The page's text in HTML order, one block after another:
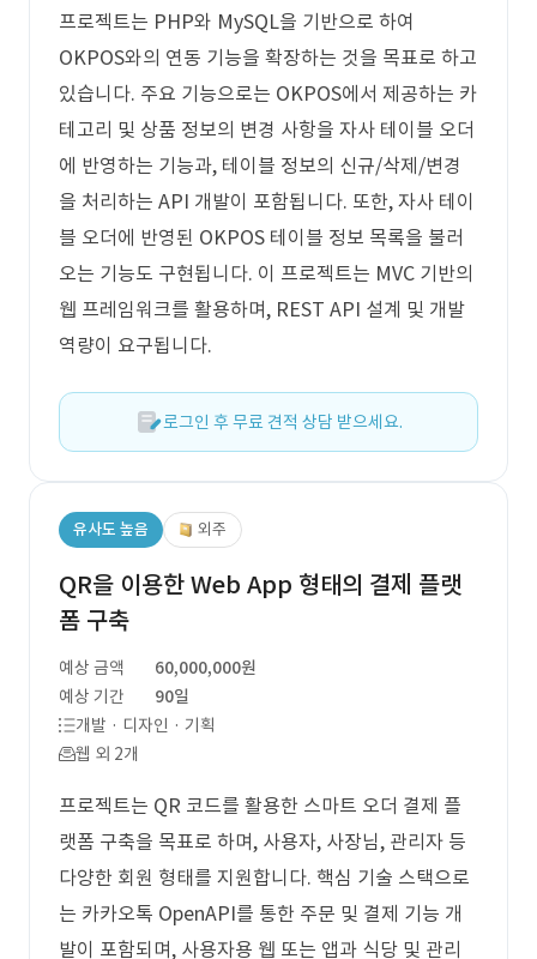
프로젝트는 PHP와 MySQL을 기반으로 하여
OKPOS와의 연동 기능을 확장하는 것을 목표로 하고
있습니다. 주요 기능으로는 OKPOS에서 제공하는 카
테고리 및 상품 정보의 변경 사항을 자사 테이블 오더
에 반영하는 기능과, 테이블 정보의 신규/삭제/변경
을 처리하는 API 개발이 포함됩니다. 또한, 자사 테이
블 오더에 반영된 OKPOS 테이블 정보 목록을 불러
오는 기능도 구현됩니다. 이 프로젝트는 MVC 기반의
웹 프레임워크를 활용하며, REST API 설계 및 개발
역량이 요구됩니다.
로그인 후 무료 견적 상담 받으세요.
유사도 높음 외주
QR을 이용한 Web App 형태의 결제 플랫
폼 구축
예상 금액
60,000,000원
예상 기간
90일
개발 · 디자인 · 기획
웹 외 2개
프로젝트는 QR 코드를 활용한 스마트 오더 결제 플
랫폼 구축을 목표로 하며, 사용자, 사장님, 관리자 등
다양한 회원 형태를 지원합니다. 핵심 기술 스택으로
는 카카오톡 OpenAPI를 통한 주문 및 결제 기능 개
발이 포함되며, 사용자용 웹 또는 앱과 식당 및 관리